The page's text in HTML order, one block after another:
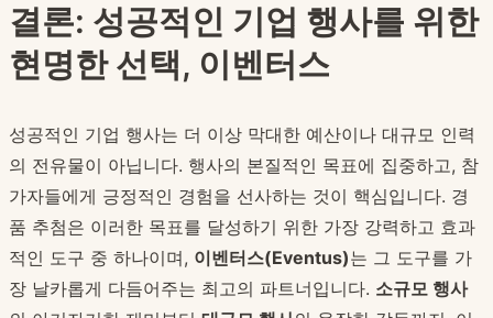
결론: 성공적인 기업 행사를 위한
현명한 선택, 이벤터스
성공적인 기업 행사는 더 이상 막대한 예산이나 대규모 인력
의 전유물이 아닙니다. 행사의 본질적인 목표에 집중하고, 참
가자들에게 긍정적인 경험을 선사하는 것이 핵심입니다. 경
품 추첨은 이러한 목표를 달성하기 위한 가장 강력하고 효과
적인 도구 중 하나이며, 이벤터스(Eventus)는 그 도구를 가
장 날카롭게 다듬어주는 최고의 파트너입니다. 소규모 행사